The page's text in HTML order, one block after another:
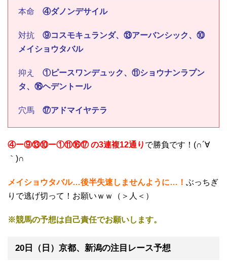
本命 ④ダノンデサイル
対抗 ⑨コスモキュランダ、⑬アーバンシック、⑩
メイショウタバル
抑え ①ピースワンデュック、⑪ショウナンラプン
タ、⑯ヘデントール
穴馬 ⑰アドマイヤテラ
④ー⑨⑬⑩ー①⑪⑯⑰ の3連複12通り で勝負です！(∩´∀
｀)∩
メイショウタバル…後半失速しませんように…！ ぶっちぎ
りで逃げ切って！お願いｗｗ（＞人＜）
※競馬の予想は自己責任でお願いします。
20日（日）京都、新潟の注目レース予想